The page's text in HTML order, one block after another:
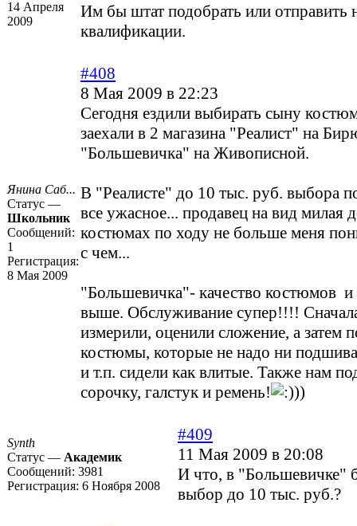
14 Апреля
2009
Им бы штат подобрать или отправить
квалификации.
Янина Саб...
Статус —
Школьник
Сообщений:
1
Регистрация:
8 Мая 2009
#408
8 Мая 2009 в 22:23
Сегодня ездили выбирать сыну
заехали в 2 магазина "Реалист" на
"Большевичка" на Живописной.
В "Реалисте" до 10 тыс. руб. выбора
все ужасное... продавец на вид милая
костюмах по ходу не больше меня
с чем...
"Большевичка"- качество костюмов
выше. Обслуживание супер!!!!
измерили, оценили сложение, а затем
костюмы, которые не надо ни
и т.п. сидели как влитые. Также нам
сорочку, галстук и ремень!
))
Synth
Статус — Академик
Сообщений: 3981
Регистрация: 6 Ноября 2008
#409
11 Мая 2009 в 20:08
И что, в "Большевичке"
выбор до 10 тыс. руб.?